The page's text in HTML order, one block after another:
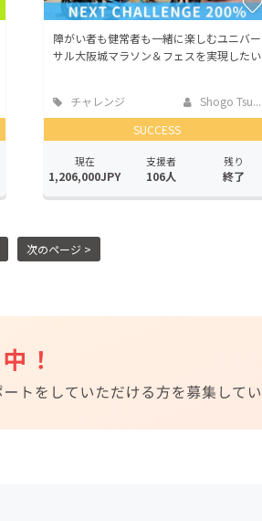
障がい者も健常者も一緒に楽しむユニバー
サル大阪城マラソン＆フェスを実現したい
チャレンジ
Shogo Tsu...
SUCCESS
現在
1,206,000JPY
支援者
106人
残り
終了
次のページ >